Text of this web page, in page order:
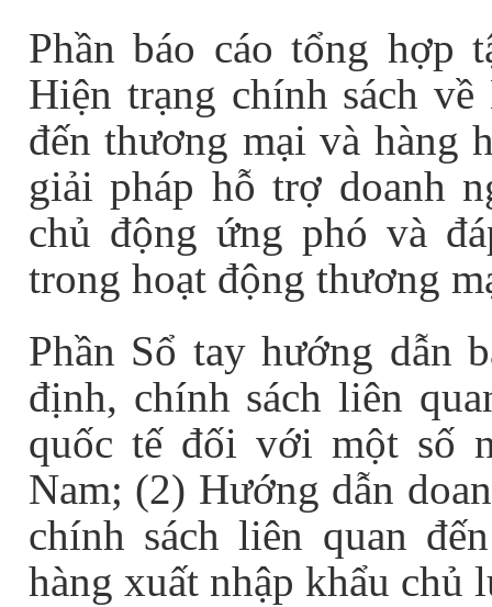
Phần báo cáo tổng hợp
Hiện trạng chính sách
đến thương mại và hàng
giải pháp hỗ trợ doanh
chủ động ứng phó và
trong hoạt động thương
Phần Sổ tay hướng dẫn
định, chính sách liên
quốc tế đối với một số
Nam; (2) Hướng dẫn
chính sách liên quan
hàng xuất nhập khẩu chủ